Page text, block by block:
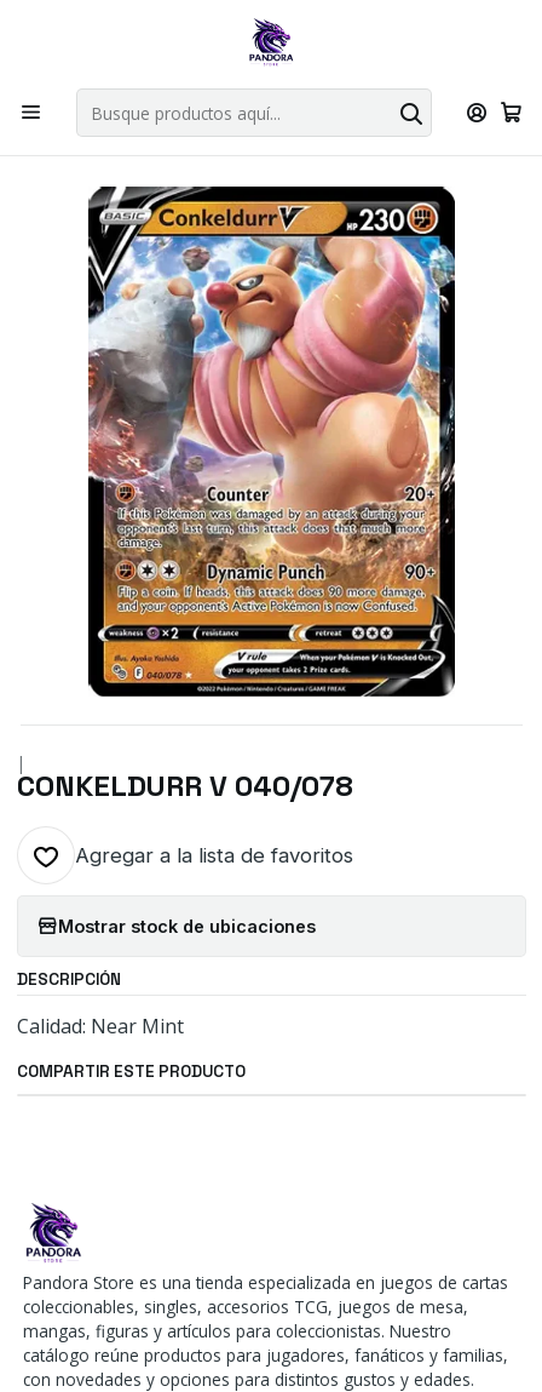
Por compras en cartas singles superiores a 49.990 el envio es
Explorar singles
Inicio Juegos de cartas TCG Pokémon TCG
Singles de Pokémon CONKELDURR V 040/078
|
CONKELDURR V 040/078
Agregar a la lista de favoritos
Mostrar stock de ubicaciones
DESCRIPCIÓN
Calidad: Near Mint
COMPARTIR ESTE PRODUCTO
Pandora Store es una tienda especializada en juegos de cartas
coleccionables, singles, accesorios TCG, juegos de mesa,
mangas, figuras y artículos para coleccionistas. Nuestro
catálogo reúne productos para jugadores, fanáticos y familias,
con novedades y opciones para distintos gustos y edades.